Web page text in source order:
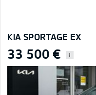
KIA SPORTAGE EX
33 500 € i